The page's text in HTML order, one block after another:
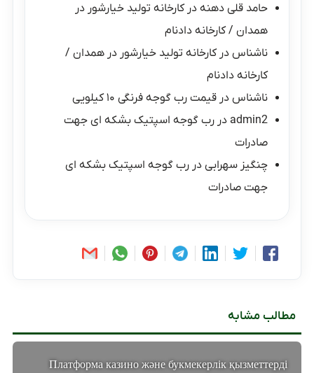
حامد قلی دهنه درکارخانه تولید خیارشور در
همدان / کارخانه دادنام
ناشناس درکارخانه تولید خیارشور در همدان /
کارخانه دادنام
ناشناس درقیمت رب گوجه فرنگی ۱۰ کیلویی
admin2 دررب گوجه اسپتیک بشکه ای جهت
صادرات
چنگیز سهرابی دررب گوجه اسپتیک بشکه ای
جهت صادرات
مطالب مشابه
Платформа казино және букмекерлік қызметтерді